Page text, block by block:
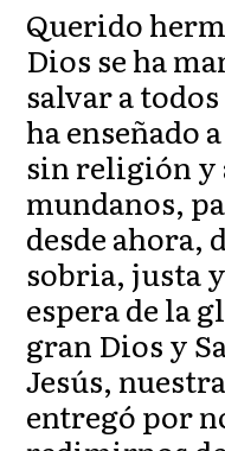
Querido
Dios se ha
salvar a
ha enseñado
sin religión y
mundanos,
desde ahora,
sobria, justa
espera de la
gran Dios y
Jesús,
entregó por